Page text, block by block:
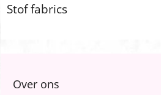
Stof fabrics
Over ons